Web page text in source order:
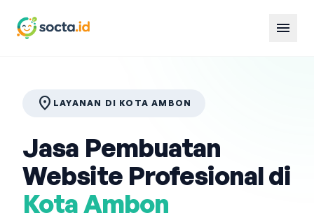
menu
location_on LAYANAN DI KOTA AMBON
Jasa Pembuatan
Website Profesional di
Kota Ambon